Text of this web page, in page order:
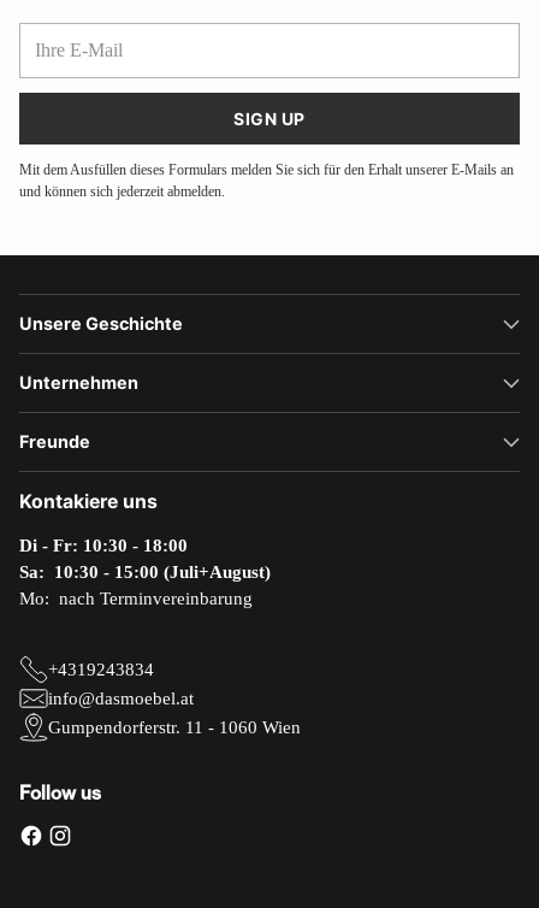
SIGN UP
Mit dem Ausfüllen dieses Formulars melden Sie sich für den Erhalt unserer E-Mails an
und können sich jederzeit abmelden.
Unsere Geschichte
Unternehmen
Freunde
Kontakiere uns
Di - Fr: 10:30 - 18:00
Sa: 10:30 - 15:00 (Juli+August)
Mo: nach Terminvereinbarung
+4319243834
info@dasmoebel.at
Gumpendorferstr. 11 - 1060 Wien
Follow us